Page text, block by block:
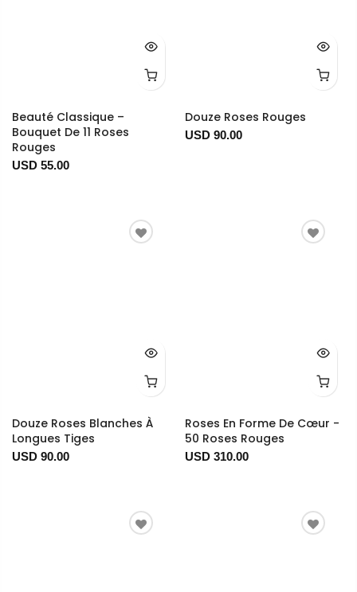
Beauté Classique –
Bouquet De 11 Roses
Rouges
USD 55.00
Douze Roses Rouges
USD 90.00
Douze Roses Blanches À
Longues Tiges
USD 90.00
Roses En Forme De Cœur -
50 Roses Rouges
USD 310.00